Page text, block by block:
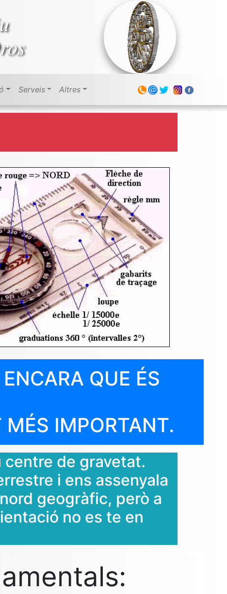
Serveis Altres
QUE ÉS
MÉS IMPORTANT.
centre de gravetat.
i ens assenyala
geogràfic, però a
no es te en